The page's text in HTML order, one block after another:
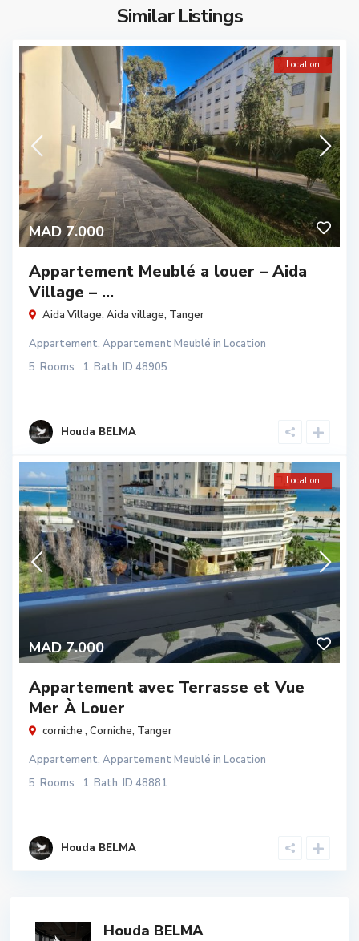
Similar Listings
MAD 7.000
Location
Appartement Meublé a louer – Aida
Village – ...
Aida Village, Aida village, Tanger
Appartement, Appartement Meublé in Location
5 Rooms 1 Bath ID 48905
Houda BELMA
MAD 7.000
Location
Appartement avec Terrasse et Vue
Mer À Louer
corniche , Corniche, Tanger
Appartement, Appartement Meublé in Location
5 Rooms 1 Bath ID 48881
Houda BELMA
Houda BELMA